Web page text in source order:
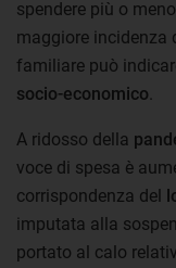
spendere più o
maggiore incidenza
familiare può
socio-economico
A ridosso della
voce di spesa è
corrispondenza del
imputata alla
portato al calo